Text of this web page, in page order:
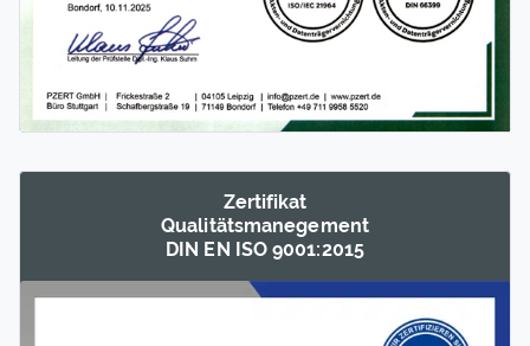
Zertifikat
Qualitäts­manegement
DIN EN ISO 9001:2015